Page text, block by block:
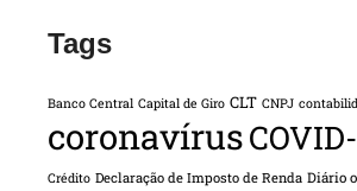
Tags
Banco Central Capital de Giro CLT CNPJ
coronavírus
Crédito Declaração de Imposto de Renda Diário